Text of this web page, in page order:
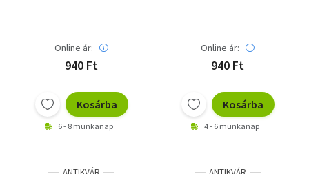
Online ár:
940 Ft
Kosárba
6 - 8 munkanap
Online ár:
940 Ft
Kosárba
4 - 6 munkanap